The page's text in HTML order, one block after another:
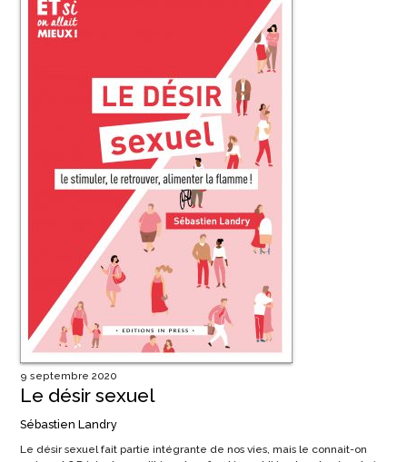
9 septembre 2020
Le désir sexuel
Sébastien Landry
Le désir sexuel fait partie intégrante de nos vies, mais le connait-on